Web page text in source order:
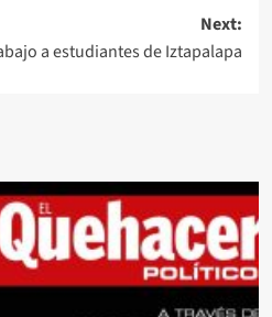
Next:
a estudiantes de Iztapalapa